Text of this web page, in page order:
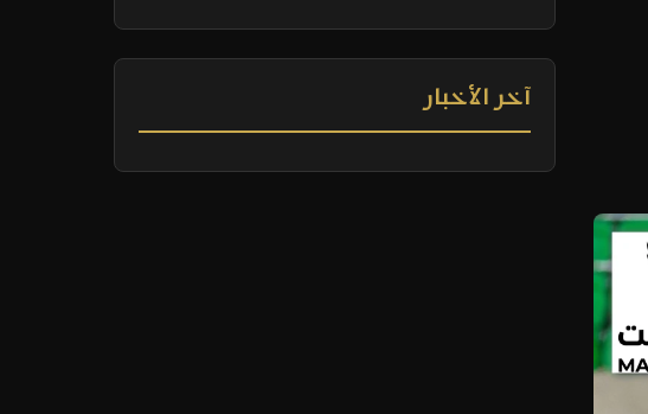
آخر الأخبار